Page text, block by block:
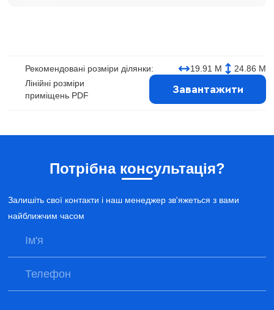
Рекомендовані розміри ділянки: 19.91 М
24.86 М
Лінійні розміри
приміщень PDF
Завантажити
Потрібна консультація?
Залишіть свої контакти і наш менеджер зв'яжеться з вами
найближчим часом